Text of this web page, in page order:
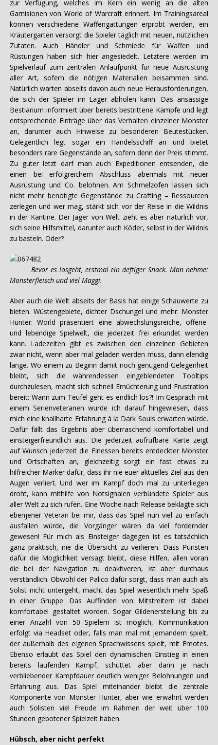
zur Verfügung, welches im Kern ein wenig an die alten
Garnisionen von World of Warcraft erinnert. Im Trainingsareal
können verschiedene Waffengattungen erprobt werden, ein
Kräutergarten versorgt die Spieler täglich mit neuen, nützlichen
Zutaten. Auch Händler und Schmiede für Waffen und
Rüstungen haben sich hier angesiedelt. Letztere werden im
Spielverlauf zum zentralen Anlaufpunkt für neue Ausrüstung
aller Art, sofern die nötigen Materialien beisammen sind.
Natürlich warten abseits davon auch neue Herausforderungen,
die sich der Spieler im Lager abholen kann. Das ansässige
Bestiarium informiert über bereits bestrittene Kämpfe und legt
entsprechende Einträge über das Verhalten einzelner Monster
an, darunter auch Hinweise zu besonderen Beutestücken.
Gelegentlich legt sogar ein Handelsschiff an und bietet
besonders rare Gegenstände an, sofern denn der Preis stimmt.
Zu guter letzt darf man auch Expeditionen entsenden, die
einen bei erfolgreichem Abschluss abermals mit neuer
Ausrüstung und Co. belohnen. Am Schmelzofen lassen sich
nicht mehr benötigte Gegenstände zu Crafting – Ressourcen
zerlegen und wer mag, stärkt sich vor der Reise in die Wildnis
in der Kantine. Der Jäger von Welt zieht es aber natürlich vor,
sich seine Hilfsmittel, darunter auch Köder, selbst in der Wildnis
zu basteln. Oder?
Bevor es losgeht, erstmal ein deftiger Snack. Man nehme:
Monsterfleisch und viel Maggi.
Aber auch die Welt abseits der Basis hat einige Schauwerte zu
bieten. Wüstengebiete, dichter Dschungel und mehr: Monster
Hunter: World präsentiert eine abwechslungsreiche, offene
und lebendige Spielwelt, die jederzeit frei erkundet werden
kann. Ladezeiten gibt es zwischen den einzelnen Gebieten
zwar nicht, wenn aber mal geladen werden muss, dann elendig
lange. Wo einem zu Beginn damit noch genügend Gelegenheit
bleibt, sich die währendessen eingeblendeten Tooltips
durchzulesen, macht sich schnell Ernüchterung und Frustration
bereit: Wann zum Teufel geht es endlich los?! Im Gespräch mit
einem Serienveteranen wurde ich darauf hingewiesen, dass
mich eine knallharte Erfahrung á la Dark Souls erwarten würde.
Dafür fällt das Ergebnis aber überraschend komfortabel und
einsteigerfreundlich aus. Die jederzeit aufrufbare Karte zeigt
auf Wunsch jederzeit die Finessen bereits entdeckter Monster
und Ortschaften an, gleichzeitig sorgt ein fast etwas zu
hilfreicher Marker dafür, dass ihr nie euer aktuelles Ziel aus den
Augen verliert. Und wer im Kampf doch mal zu unterliegen
droht, kann mithilfe von Notsignalen verbündete Spieler aus
aller Welt zu sich rufen. Eine Woche nach Release beklagte sich
ebenjener Veteran bei mir, dass das Spiel nun viel zu einfach
ausfallen würde, die Vorgänger wären da viel fordernder
gewesen! Für mich als Einsteiger dagegen ist es tatsächlich
ganz praktisch, nie die Übersicht zu verlieren. Dass Puristen
dafür die Möglichkeit versagt bleibt, diese Hilfen, allen voran
die bei der Navigation zu deaktiveren, ist aber durchaus
verständlich. Obwohl der Palico dafür sorgt, dass man auch als
Solist nicht untergeht, macht das Spiel wesentlich mehr Spaß
in einer Gruppe. Das Auffinden von Mitstreitern ist dabei
komfortabel gestaltet worden. Sogar Gildenerstellung bis zu
einer Anzahl von 50 Spielern ist möglich, Kommunikation
erfolgt via Headset oder, falls man mal mit jemandem spielt,
der außerhalb des eigenen Sprachwissens spielt, mit Emotes.
Ebenso erlaubt das Spiel den dynamischen Einstieg in einen
bereits laufenden Kampf, schüttet aber dann je nach
verbliebender Kampfdauer deutlich weniger Belohnungen und
Erfahrung aus. Das Spiel miteinander bleibt die zentrale
Komponente von Monster Hunter, aber wie erwähnt werden
auch Solisten viel Freude im Rahmen der weit über 100
Stunden gebotener Spielzeit haben.
Hübsch, aber nicht perfekt